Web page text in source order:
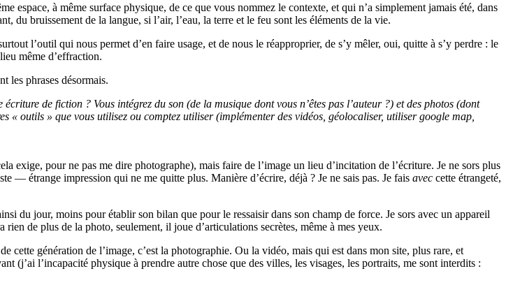
espace, à même surface physique, de ce que vous nommez le contexte, et qui n’a simplement jamais été, dans
du bruissement de la langue, si l’air, l’eau, la terre et le feu sont les éléments de la vie.
l’outil qui nous permet d’en faire usage, et de nous le réapproprier, de s’y mêler, oui, quitte à s’y perdre : le
même d’effraction.
les phrases désormais.
de fiction ? Vous intégrez du son (de la musique dont vous n’êtes pas l’auteur ?) et des photos (dont
« outils » que vous utilisez ou comptez utiliser (implémenter des vidéos, géolocaliser, utiliser google map,
exige, pour ne pas me dire photographe), mais faire de l’image un lieu d’incitation de l’écriture. Je ne sors plus
— étrange impression qui ne me quitte plus. Manière d’écrire, déjà ? Je ne sais pas. Je fais avec cette étrangeté,
du jour, moins pour établir son bilan que pour le ressaisir dans son champ de force. Je sors avec un appareil
de plus de la photo, seulement, il joue d’articulations secrètes, même à mes yeux.
génération de l’image, c’est la photographie. Ou la vidéo, mais qui est dans mon site, plus rare, et
(j’ai l’incapacité physique à prendre autre chose que des villes, les visages, les portraits, me sont interdits :